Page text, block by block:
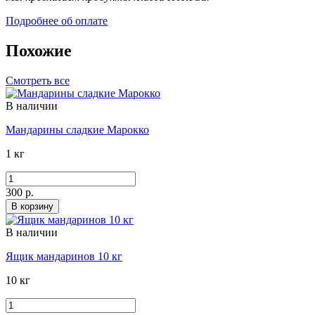
Подробнее об оплате
Похожие
Смотреть все
В наличии
Мандарины сладкие Марокко
1 кг
300 р.
В корзину
В наличии
Ящик мандаринов 10 кг
10 кг